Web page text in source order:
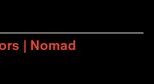
| Nomad